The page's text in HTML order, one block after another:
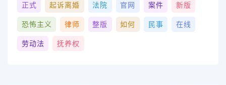
正式 起诉离婚 法院 官网 案件 新版
恐怖主义 律师 整版 如何 民事 在线
劳动法 抚养权